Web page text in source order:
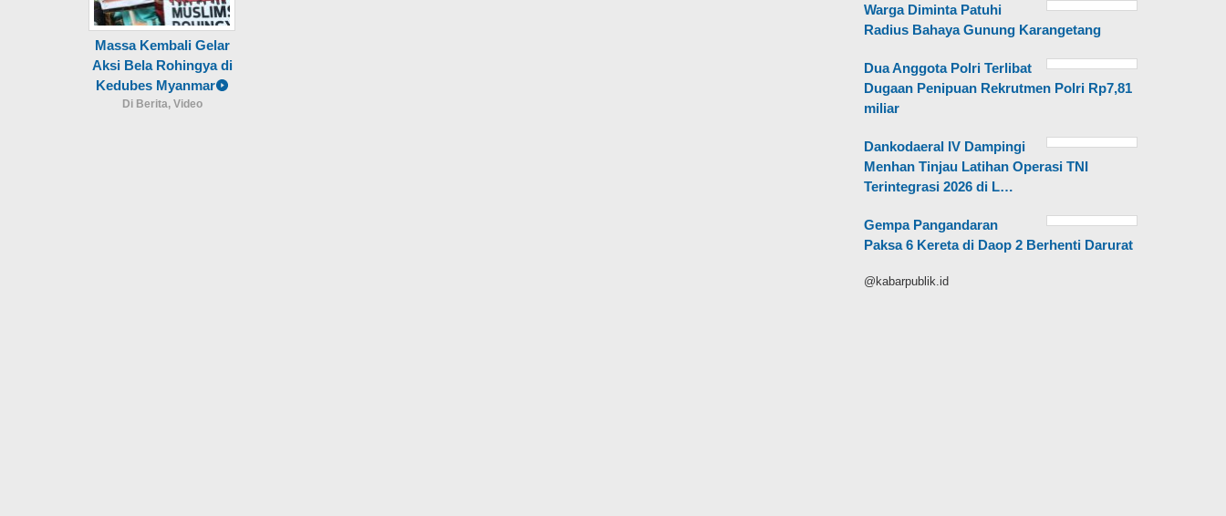
Massa Kembali Gelar
Aksi Bela Rohingya di
Kedubes Myanmar
Di Berita, Video
Warga Diminta Patuhi
Radius Bahaya Gunung Karangetang
Dua Anggota Polri Terlibat
Dugaan Penipuan Rekrutmen Polri Rp7,81
miliar
Dankodaeral IV Dampingi
Menhan Tinjau Latihan Operasi TNI
Terintegrasi 2026 di L…
Gempa Pangandaran
Paksa 6 Kereta di Daop 2 Berhenti Darurat
@kabarpublik.id